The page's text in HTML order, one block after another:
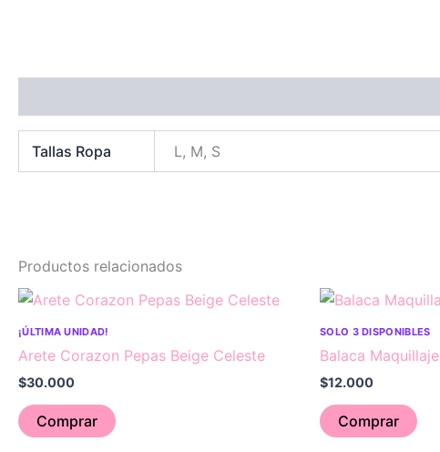
Tallas Ropa L, M, S
Productos relacionados
¡ÚLTIMA UNIDAD!
Arete Corazon Pepas Beige Celeste
$30.000
Comprar
SOLO 3 DISPONIBLES
Balaca Maquillaje
$12.000
Comprar